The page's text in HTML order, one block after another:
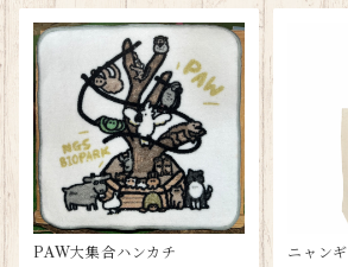
PAW大集合ハンカチ ニャン